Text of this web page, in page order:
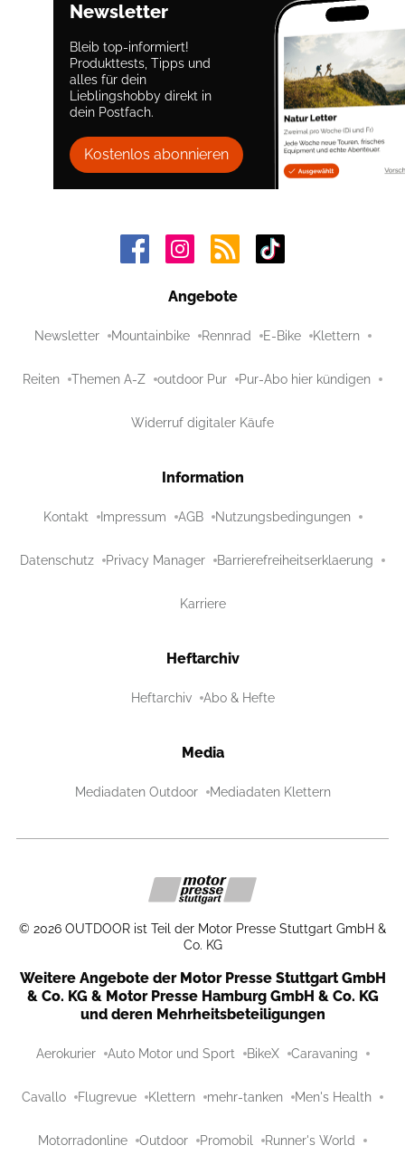
Newsletter
Bleib top-informiert!
Produkttests, Tipps und
alles für dein
Lieblingshobby direkt in
dein Postfach.
Kostenlos abonnieren
Angebote
Newsletter Mountainbike Rennrad E-Bike Klettern
Reiten Themen A-Z outdoor Pur Pur-Abo hier kündigen
Widerruf digitaler Käufe
Information
Kontakt Impressum AGB Nutzungsbedingungen
Datenschutz Privacy Manager Barrierefreiheitserklaerung
Karriere
Heftarchiv
Heftarchiv Abo & Hefte
Media
Mediadaten Outdoor Mediadaten Klettern
© 2026 OUTDOOR ist Teil der Motor Presse Stuttgart GmbH &
Co. KG
Weitere Angebote der Motor Presse Stuttgart GmbH
& Co. KG & Motor Presse Hamburg GmbH & Co. KG
und deren Mehrheitsbeteiligungen
Aerokurier Auto Motor und Sport BikeX Caravaning
Cavallo Flugrevue Klettern mehr-tanken Men's Health
Motorradonline Outdoor Promobil Runner's World